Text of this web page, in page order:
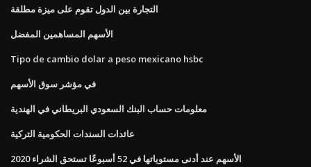
التجارة بين الدول تقوم على ميزة مطلقة
الأسهم المساهمين المفضل
Tipo de cambio dolar a peso mexicano hsbc
في مؤشر سوق الأسهم
معلومات حساب البنك السعودي البريطاني في الهندية
عائدات السندات الحكومية التركية
الأسهم عند أدنى مستوياتها في 52 أسبوعًا تستحق الشراء 2020